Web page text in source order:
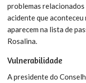
problemas relacionados
acidente que aconteceu
aparecem na lista de
Rosalina.
Vulnerabilidade
A presidente do